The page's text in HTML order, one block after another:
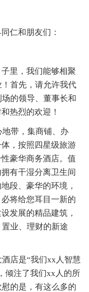
仁和朋友们：
里，我们能够相聚
首先，请允许我代
的领导、董事长和
热烈的欢迎！
带，集商铺、办
，按照四星级旅游
豪华商务酒店。值
有干湿分离卫生间
段、豪华的环境，
将给您耳目一新的
发展的精品建筑，
业、理财的新途
店是“我们xx人智慧
倾注了我们xx人的所
的是，有这么多的